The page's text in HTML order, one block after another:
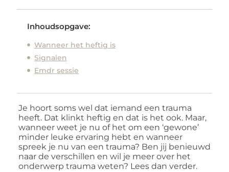
Inhoudsopgave:
Wanneer het heftig is
Signalen
Emdr sessie
Je hoort soms wel dat iemand een trauma
heeft. Dat klinkt heftig en dat is het ook. Maar,
wanneer weet je nu of het om een ‘gewone’
minder leuke ervaring hebt en wanneer
spreek je nu van een trauma? Ben jij benieuwd
naar de verschillen en wil je meer over het
onderwerp trauma weten? Lees dan verder.